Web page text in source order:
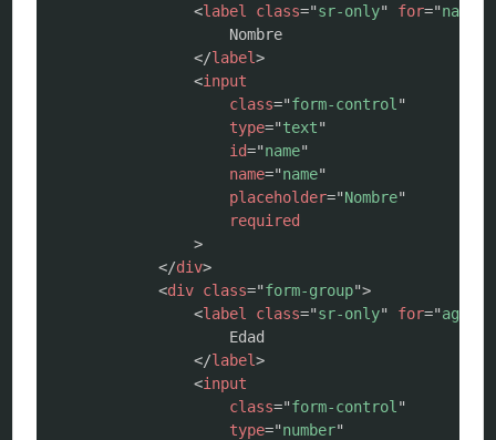
<label class="sr-only" for="name
                    Nombre
</label>
<input
class="form-control "
type="text"
id="name"
name="name"
placeholder="Nombre"
required
>
</div>
<div class="form-group">
<label class="sr-only" for="age
                    Edad
</label>
<input
class="form-control "
type="number"